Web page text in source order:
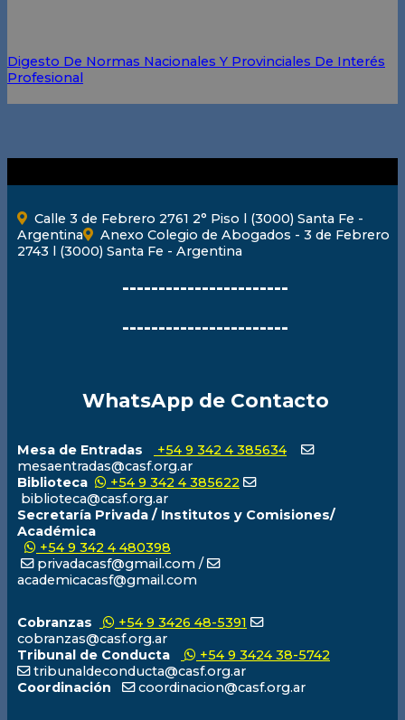
Digesto De Normas Nacionales Y Provinciales De Interés
Profesional
Calle 3 de Febrero 2761 2° Piso l (3000) Santa Fe -
Argentina
Anexo Colegio de Abogados - 3 de Febrero
2743 l (3000) Santa Fe - Argentina
-----------------------
-----------------------
WhatsApp de Contacto
Mesa de Entradas
+54 9 342 4 385634
mesaentradas@casf.org.ar
Biblioteca
+54 9 342 4 385622
biblioteca@casf.org.ar
Secretaría Privada / Institutos y Comisiones/
Académica
+54 9 342 4 480398
privadacasf@gmail.com /
academicacasf@gmail.com
Cobranzas
+54 9 3426 48-5391
cobranzas@casf.org.ar
Tribunal de Conducta
+54 9 3424 38-5742
tribunaldeconducta@casf.org.ar
Coordinación
coordinacion@casf.org.ar